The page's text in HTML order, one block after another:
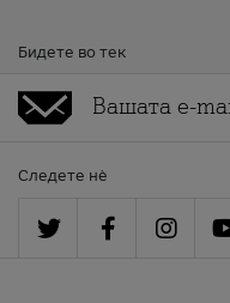
Бидете во тек
Следете нè